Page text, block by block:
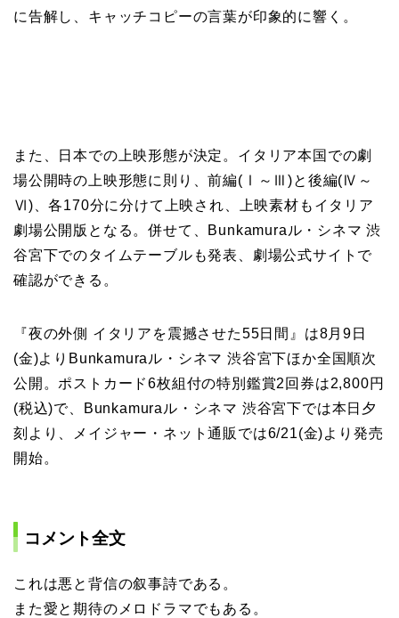
に告解し、キャッチコピーの言葉が印象的に響く。
また、日本での上映形態が決定。イタリア本国での劇
場公開時の上映形態に則り、前編(Ⅰ～Ⅲ)と後編(Ⅳ～
Ⅵ)、各170分に分けて上映され、上映素材もイタリア
劇場公開版となる。併せて、Bunkamuraル・シネマ 渋
谷宮下でのタイムテーブルも発表、劇場公式サイトで
確認ができる。
『夜の外側 イタリアを震撼させた55日間』は8月9日
(金)よりBunkamuraル・シネマ 渋谷宮下ほか全国順次
公開。ポストカード6枚組付の特別鑑賞2回券は2,800円
(税込)で、Bunkamuraル・シネマ 渋谷宮下では本日夕
刻より、メイジャー・ネット通販では6/21(金)より発売
開始。
コメント全文
これは悪と背信の叙事詩である。
また愛と期待のメロドラマでもある。